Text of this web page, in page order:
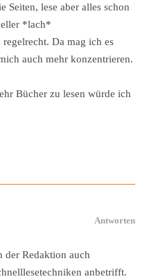
Seiten, lese aber alles schon
*lach*
Da mag ich es
auch mehr konzentrieren.
Bücher zu lesen würde ich
Antworten
der Redaktion auch
anbetrifft.